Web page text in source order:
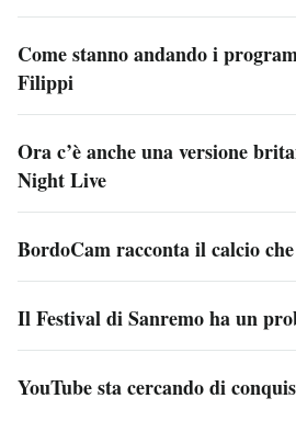
Come stanno andando i
Filippi
Ora c’è anche una versione
Night Live
BordoCam racconta il calcio
Il Festival di Sanremo ha un
YouTube sta cercando di